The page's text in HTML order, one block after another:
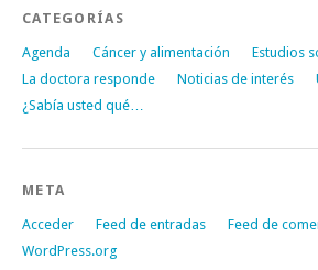
CATEGORÍAS
Agenda Cáncer y alimentación
Estudios
La doctora responde
Noticias de interés
¿Sabía usted qué…
META
Acceder Feed de entradas
Feed de
WordPress.org